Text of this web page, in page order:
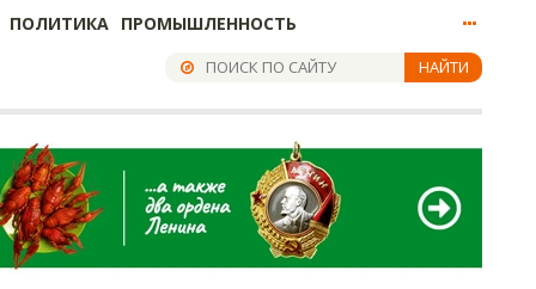
ПОЛИТИКА ПРОМЫШЛЕННОСТЬ
НАЙТИ